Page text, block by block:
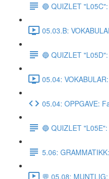
🔵 QUIZLET
05.03.B:
🔵 QUIZLET
05.04:
05.04: OPPGAVE:
🔵 QUIZLET
5.06:
💬 05.08: